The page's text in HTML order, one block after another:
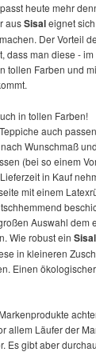
heute mehr
ausSisaleignet
Der Vorteil
dass man diese -
tollen Farben und
in tollen Farben!
auch
Wunschmaß
(bei so einem
in Kauf
mit einem
Auswahl dem
Wie robust ein
in kleineren
Einen
allem Läufer der
Es gibt aber